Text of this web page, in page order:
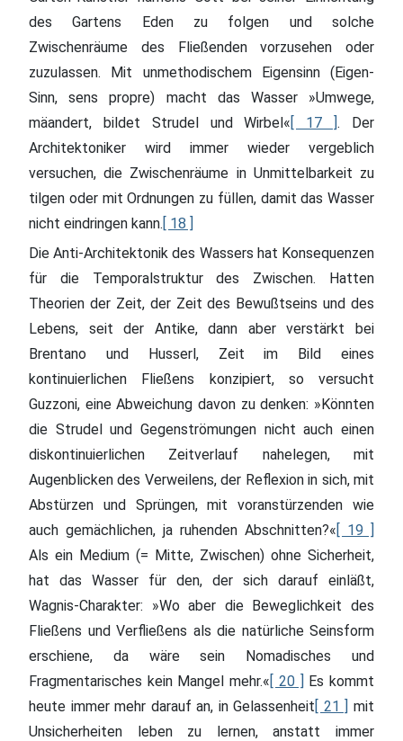
des Gartens Eden zu folgen und solche
Zwischenräume des Fließenden vorzusehen oder
zuzulassen. Mit unmethodischem Eigensinn (Eigen-
Sinn, sens propre) macht das Wasser »Umwege,
mäandert, bildet Strudel und Wirbel«[ 17 ]. Der
Architektoniker wird immer wieder vergeblich
versuchen, die Zwischenräume in Unmittelbarkeit zu
tilgen oder mit Ordnungen zu füllen, damit das Wasser
nicht eindringen kann.[ 18 ]
Die Anti-Architektonik des Wassers hat Konsequenzen
für die Temporalstruktur des Zwischen. Hatten
Theorien der Zeit, der Zeit des Bewußtseins und des
Lebens, seit der Antike, dann aber verstärkt bei
Brentano und Husserl, Zeit im Bild eines
kontinuierlichen Fließens konzipiert, so versucht
Guzzoni, eine Abweichung davon zu denken: »Könnten
die Strudel und Gegenströmungen nicht auch einen
diskontinuierlichen Zeitverlauf nahelegen, mit
Augenblicken des Verweilens, der Reflexion in sich, mit
Abstürzen und Sprüngen, mit voranstürzenden wie
auch gemächlichen, ja ruhenden Abschnitten?«[ 19 ]
Als ein Medium (= Mitte, Zwischen) ohne Sicherheit,
hat das Wasser für den, der sich darauf einläßt,
Wagnis-Charakter: »Wo aber die Beweglichkeit des
Fließens und Verfließens als die natürliche Seinsform
erschiene, da wäre sein Nomadisches und
Fragmentarisches kein Mangel mehr.«[ 20 ] Es kommt
heute immer mehr darauf an, in Gelassenheit[ 21 ] mit
Unsicherheiten leben zu lernen, anstatt immer